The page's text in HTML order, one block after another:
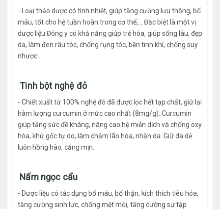
- Loại thảo dược có tính nhiệt, giúp tăng cường lưu thông, bổ
máu, tốt cho hệ tuần hoàn trong cơ thể,… Đặc biệt là một vị
dược liệu Đông y có khả năng giúp trẻ hóa, giúp sống lâu, đẹp
da, làm đen râu tóc, chống rụng tóc, bền tinh khí, chống suy
nhược…
Tinh bột nghệ đỏ
- Chiết xuất từ 100% nghệ đỏ đã được lọc hết tạp chất, giữ lại
hàm lượng curcumin ở mức cao nhất (8mg/g). Curcumin
giúp tăng sức đề kháng, nâng cao hệ miễn dịch và chống oxy
hóa, khử gốc tự do, làm chậm lão hóa, nhăn da. Giữ da dẻ
luôn hồng hào, căng mịn.
Nấm ngọc cẩu
- Dược liệu có tác dụng bổ máu, bổ thận, kích thích tiêu hóa,
tăng cường sinh lực, chống mệt mỏi, tăng cường sự tập